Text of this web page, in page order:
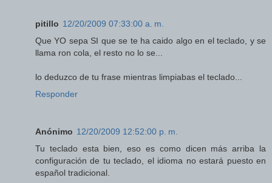
pitillo 12/20/2009 07:33:00 a. m.
Que YO sepa SI que se te ha caido algo en el teclado, y se
llama ron cola, el resto no lo se...
lo deduzco de tu frase mientras limpiabas el teclado...
Responder
Anónimo 12/20/2009 12:52:00 p. m.
Tu teclado esta bien, eso es como dicen más arriba la
configuración de tu teclado, el idioma no estará puesto en
español tradicional.